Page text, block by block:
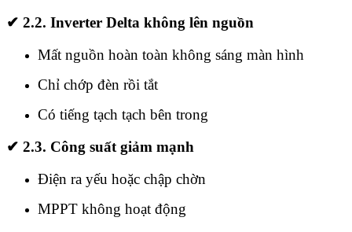
✔ 2.2. Inverter Delta không lên nguồn
Mất nguồn hoàn toàn không sáng màn hình
Chỉ chớp đèn rồi tắt
Có tiếng tạch tạch bên trong
✔ 2.3. Công suất giảm mạnh
Điện ra yếu hoặc chập chờn
MPPT không hoạt động